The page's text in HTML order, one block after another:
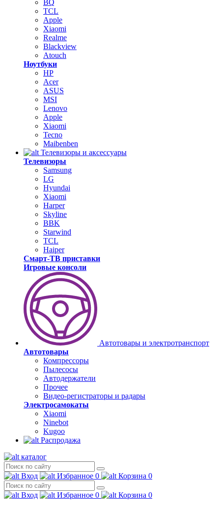
BQ
TCL
Apple
Xiaomi
Realme
Blackview
Atouch
Ноутбуки
HP
Acer
ASUS
MSI
Lenovo
Apple
Xiaomi
Tecno
Maibenben
Телевизоры и аксессуары
Телевизоры
Samsung
LG
Hyundai
Xiaomi
Harper
Skyline
BBK
Starwind
TCL
Haiper
Смарт-ТВ приставки
Игровые консоли
Автотовары и электротранспорт
Автотовары
Компрессоры
Пылесосы
Автодержатели
Прочее
Видео-регистраторы и радары
Электросамокаты
Xiaomi
Ninebot
Kugoo
Распродажа
каталог
Вход Избранное 0 Корзина 0
Вход Избранное 0 Корзина 0